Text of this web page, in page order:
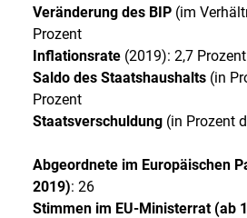
Veränderung des BIP (im
Prozent
Inflationsrate (2019): 2,7 Prozent
Saldo des Staatshaushalts (in
Prozent
Staatsverschuldung (in Prozent
Abgeordnete im Europäischen
2019): 26
Stimmen im EU-Ministerrat (ab